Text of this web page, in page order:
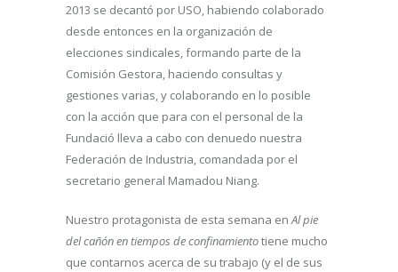
2013 se decantó por USO, habiendo colaborado
desde entonces en la organización de
elecciones sindicales, formando parte de la
Comisión Gestora, haciendo consultas y
gestiones varias, y colaborando en lo posible
con la acción que para con el personal de la
Fundació lleva a cabo con denuedo nuestra
Federación de Industria, comandada por el
secretario general Mamadou Niang.
Nuestro protagonista de esta semana enAl pie
del cañón en tiempos de confinamientotiene mucho
que contarnos acerca de su trabajo (y el de sus